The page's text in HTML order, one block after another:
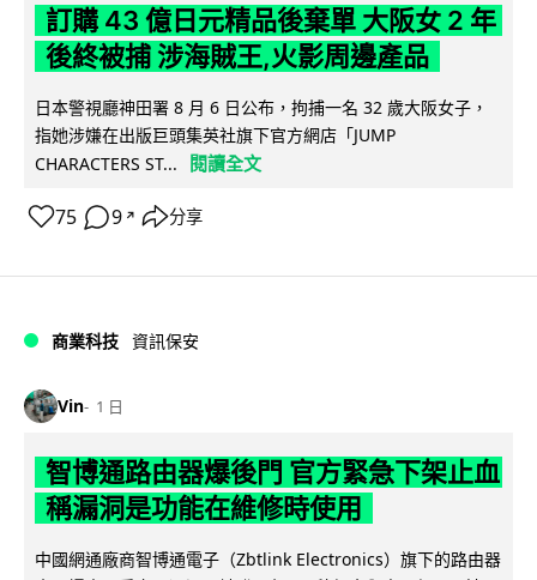
訂購 43 億日元精品後棄單 大阪女 2 年
後終被捕 涉海賊王,火影周邊產品
日本警視廳神田署 8 月 6 日公布，拘捕一名 32 歲大阪女子，
指她涉嫌在出版巨頭集英社旗下官方網店「JUMP
CHARACTERS ST...
閱讀全文
75 9 ↗ 分享
商業科技 資訊保安
Vin 1 日
智博通路由器爆後門 官方緊急下架止血
稱漏洞是功能在維修時使用
中國網通廠商智博通電子（Zbtlink Electronics）旗下的路由器